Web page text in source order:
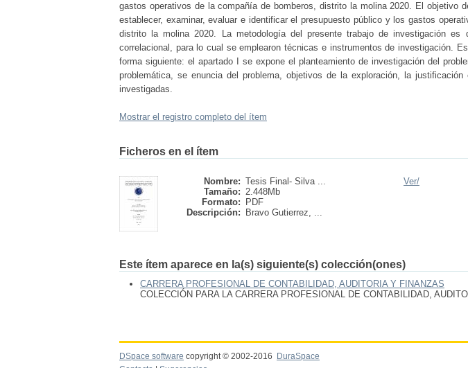
gastos operativos de la compañía de bomberos, distrito la molina 2020. El objetivo
establecer, examinar, evaluar e identificar el presupuesto público y los gastos
distrito la molina 2020. La metodología del presente trabajo de investigación es
correlacional, para lo cual se emplearon técnicas e instrumentos de investigación.
forma siguiente: el apartado I se expone el planteamiento de investigación del
problemática, se enuncia del problema, objetivos de la exploración, la
investigadas.
Mostrar el registro completo del ítem
Ficheros en el ítem
Nombre: Tesis Final- Silva ...
Tamaño: 2.448Mb
Formato:
PDF
Descripción:
Bravo Gutierrez, ...
Ver/
Este ítem aparece en la(s) siguiente(s) colección(ones)
CARRERA PROFESIONAL DE CONTABILIDAD, AUDITORIA Y FINANZAS
COLECCIÓN PARA LA CARRERA PROFESIONAL DE CONTABILIDAD,
DSpace software copyright © 2002-2016 DuraSpace